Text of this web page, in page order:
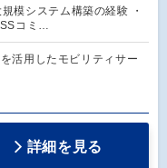
模システム構築の経験 ・
コミ…
活用したモビリティサー
詳細を見る